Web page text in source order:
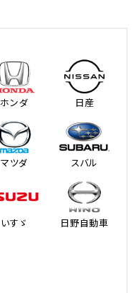
ホンダ 日産
マツダ スバル
いすゞ 日野自動車